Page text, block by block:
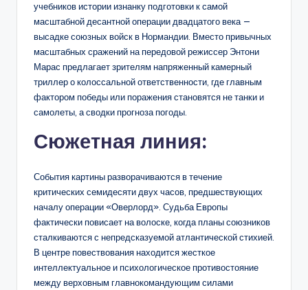
учебников истории изнанку подготовки к самой
масштабной десантной операции двадцатого века —
высадке союзных войск в Нормандии. Вместо привычных
масштабных сражений на передовой режиссер Энтони
Марас предлагает зрителям напряженный камерный
триллер о колоссальной ответственности, где главным
фактором победы или поражения становятся не танки и
самолеты, а сводки прогноза погоды.
Сюжетная линия:
События картины разворачиваются в течение
критических семидесяти двух часов, предшествующих
началу операции «Оверлорд». Судьба Европы
фактически повисает на волоске, когда планы союзников
сталкиваются с непредсказуемой атлантической стихией.
В центре повествования находится жесткое
интеллектуальное и психологическое противостояние
между верховным главнокомандующим силами